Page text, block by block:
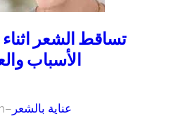
تساقط الشعر
الأسباب
– عناية بالشعر